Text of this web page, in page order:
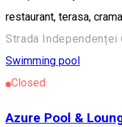
restaurant, terasa,
Strada Independenței
Swimming pool
Closed
Azure Pool &